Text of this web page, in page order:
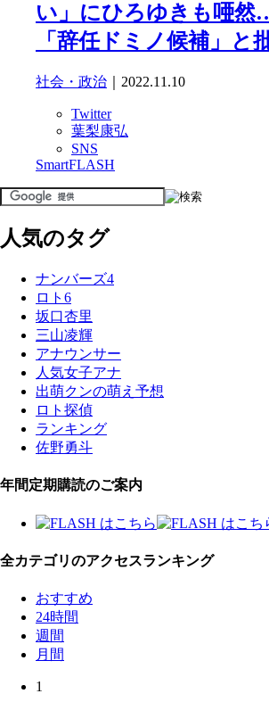
い」にひろゆきも唖然
「辞任ドミノ候補」と
社会・政治 ｜2022.11.10
Twitter
葉梨康弘
SNS
SmartFLASH
人気のタグ
ナンバーズ4
ロト6
坂口杏里
三山凌輝
アナウンサー
人気女子アナ
出萌クンの萌え予想
ロト探偵
ランキング
佐野勇斗
年間定期購読のご案内
全カテゴリのアクセスランキング
おすすめ
24時間
週間
月間
1